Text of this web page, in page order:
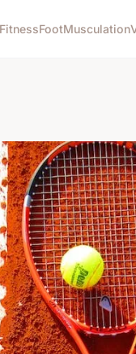
FootMusculation